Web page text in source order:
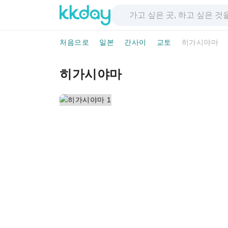
처음으로 일본 간사이 교토 히가시야마
히가시야마